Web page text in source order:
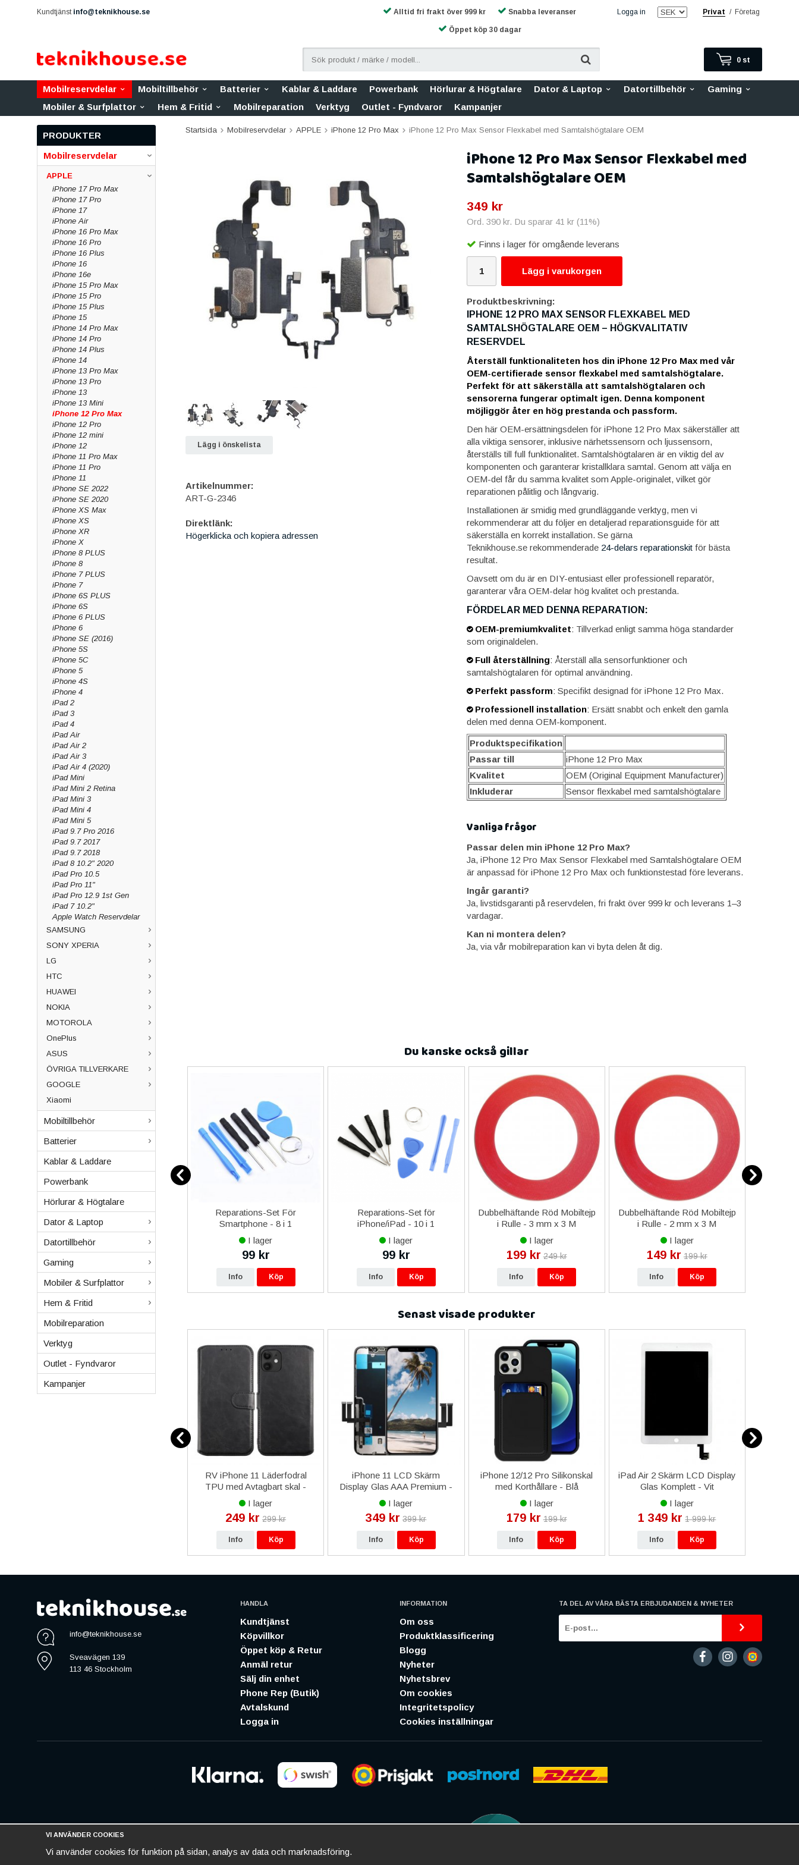
Kundtjänst info@teknikhouse.se Logga in Privat / Företag
Alltid fri frakt över 999 kr Snabba leveranser
Öppet köp 30 dagar
0 st
Mobilreservdelar Mobiltillbehör Batterier Kablar & Laddare Powerbank Hörlurar & Högtalare Dator & Laptop Datortillbehör
Gaming
Mobiler & Surfplattor
Hem & Fritid Mobilreparation Verktyg Outlet - Fyndvaror Kampanjer
PRODUKTER
Mobilreservdelar
APPLE
iPhone 17 Pro Max
iPhone 17 Pro
iPhone 17
iPhone Air
iPhone 16 Pro Max
iPhone 16 Pro
iPhone 16 Plus
iPhone 16
iPhone 16e
iPhone 15 Pro Max
iPhone 15 Pro
iPhone 15 Plus
iPhone 15
iPhone 14 Pro Max
iPhone 14 Pro
iPhone 14 Plus
iPhone 14
iPhone 13 Pro Max
iPhone 13 Pro
iPhone 13
iPhone 13 Mini
iPhone 12 Pro Max
iPhone 12 Pro
iPhone 12 mini
iPhone 12
iPhone 11 Pro Max
iPhone 11 Pro
iPhone 11
iPhone SE 2022
iPhone SE 2020
iPhone XS Max
iPhone XS
iPhone XR
iPhone X
iPhone 8 PLUS
iPhone 8
iPhone 7 PLUS
iPhone 7
iPhone 6S PLUS
iPhone 6S
iPhone 6 PLUS
iPhone 6
iPhone SE (2016)
iPhone 5S
iPhone 5C
iPhone 5
iPhone 4S
iPhone 4
iPad 2
iPad 3
iPad 4
iPad Air
iPad Air 2
iPad Air 3
iPad Air 4 (2020)
iPad Mini
iPad Mini 2 Retina
iPad Mini 3
iPad Mini 4
iPad Mini 5
iPad 9.7 Pro 2016
iPad 9.7 2017
iPad 9.7 2018
iPad 8 10.2" 2020
iPad Pro 10.5
iPad Pro 11"
iPad Pro 12.9 1st Gen
iPad 7 10.2"
Apple Watch Reservdelar
SAMSUNG
SONY XPERIA
LG
HTC
HUAWEI
NOKIA
MOTOROLA
OnePlus
ASUS
ÖVRIGA TILLVERKARE
GOOGLE
Xiaomi
Mobiltillbehör
Batterier
Kablar & Laddare
Powerbank
Hörlurar & Högtalare
Dator & Laptop
Datortillbehör
Gaming
Mobiler & Surfplattor
Hem & Fritid
Mobilreparation
Verktyg
Outlet - Fyndvaror
Kampanjer
Startsida Mobilreservdelar APPLE iPhone 12 Pro Max iPhone 12 Pro Max Sensor Flexkabel med Samtalshögtalare OEM
iPhone 12 Pro Max Sensor Flexkabel med
Samtalshögtalare OEM
349 kr
Ord. 390 kr. Du sparar 41 kr(11%)
Finns i lager för omgående leverans
Lägg i varukorgen
Produktbeskrivning:
IPHONE 12 PRO MAX SENSOR FLEXKABEL MED
SAMTALSHÖGTALARE OEM – HÖGKVALITATIV
RESERVDEL
Återställ funktionaliteten hos din iPhone 12 Pro Max med vår
OEM-certifierade sensor flexkabel med samtalshögtalare.
Perfekt för att säkerställa att samtalshögtalaren och
sensorerna fungerar optimalt igen. Denna komponent
möjliggör åter en hög prestanda och passform.
Den här OEM-ersättningsdelen för iPhone 12 Pro Max säkerställer att
alla viktiga sensorer, inklusive närhetssensorn och ljussensorn,
återställs till full funktionalitet. Samtalshögtalaren är en viktig del av
komponenten och garanterar kristallklara samtal. Genom att välja en
OEM-del får du samma kvalitet som Apple-originalet, vilket gör
reparationen pålitlig och långvarig.
Installationen är smidig med grundläggande verktyg, men vi
rekommenderar att du följer en detaljerad reparationsguide för att
säkerställa en korrekt installation. Se gärna
Teknikhouse.se rekommenderade 24-delars reparationskitför bästa
resultat.
Oavsett om du är en DIY-entusiast eller professionell reparatör,
garanterar våra OEM-delar hög kvalitet och prestanda.
FÖRDELAR MED DENNA REPARATION:
OEM-premiumkvalitet:Tillverkad enligt samma höga standarder
som originaldelen.
Full återställning: Återställ alla sensorfunktioner och
samtalshögtalaren för optimal användning.
Perfekt passform:Specifikt designad för iPhone 12 Pro Max.
Professionell installation:Ersätt snabbt och enkelt den gamla
delen med denna OEM-komponent.
Produktspecifikation
Passar till
iPhone 12 Pro Max
Kvalitet
OEM (Original Equipment Manufacturer)
Inkluderar
Sensor flexkabel med samtalshögtalare
Vanliga frågor
Passar delen min iPhone 12 Pro Max?
Ja, iPhone 12 Pro Max Sensor Flexkabel med Samtalshögtalare OEM
är anpassad för iPhone 12 Pro Max och funktionstestad före leverans.
Ingår garanti?
Ja, livstidsgaranti på reservdelen, fri frakt över 999 kr och leverans 1–3
vardagar.
Kan ni montera delen?
Ja, via vår mobilreparation kan vi byta delen åt dig.
Lägg i önskelista
Artikelnummer:
ART-G-2346
Direktlänk:
Högerklicka och kopiera adressen
Du kanske också gillar
Samsung Galaxy Xcover 5
Batteri Original
479 kr
Reparations-Set För
Smartphone - 8 i 1
I lager
99 kr
Info Köp
Reparations-Set för
iPhone/iPad - 10 i 1
I lager
99 kr
Info Köp
Dubbelhäftande Röd Mobiltejp
i Rulle - 3 mm x 3 M
I lager
199 kr 249 kr
Info Köp
Dubbelhäftande Röd Mobiltejp
i Rulle - 2 mm x 3 M
I lager
149 kr 199 kr
Info Köp
Senast visade produkter
RV iPhone 11 Läderfodral
TPU med Avtagbart skal -
Svart
I lager
249 kr 299 kr
Info Köp
iPhone 11 LCD Skärm
Display Glas AAA Premium -
Svart
I lager
349 kr 399 kr
Info Köp
iPhone 12/12 Pro Silikonskal
med Korthållare - Blå
I lager
179 kr 199 kr
Info Köp
iPad Air 2 Skärm LCD Display
Glas Komplett - Vit
I lager
1 349 kr 1 999 kr
Info Köp
info@teknikhouse.se
Sveavägen 139
113 46 Stockholm
HANDLA
Kundtjänst
Köpvillkor
Öppet köp & Retur
Anmäl retur
Sälj din enhet
Phone Rep (Butik)
Avtalskund
Logga in
INFORMATION
Om oss
Produktklassificering
Blogg
Nyheter
Nyhetsbrev
Om cookies
Integritetspolicy
Cookies inställningar
TA DEL AV VÅRA BÄSTA ERBJUDANDEN & NYHETER
VI ANVÄNDER COOKIES
Vi använder cookies för funktion på sidan, analys av data och marknadsföring.